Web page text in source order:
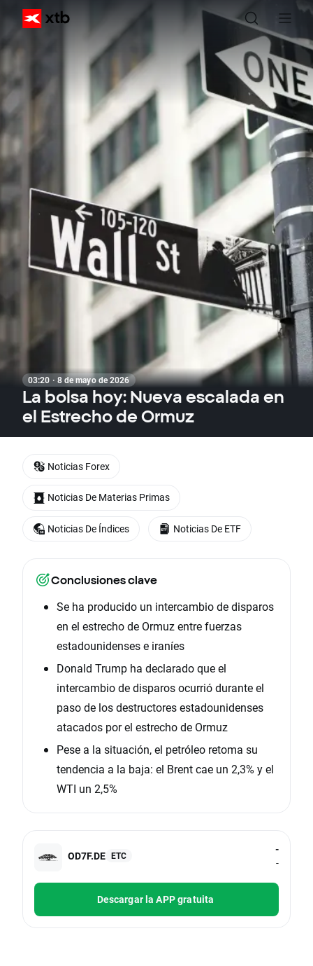
03:20 · 8 de mayo de 2026
La bolsa hoy: Nueva escalada en
el Estrecho de Ormuz
Conclusiones clave
Se ha producido un intercambio de disparos
en el estrecho de Ormuz entre fuerzas
estadounidenses e iraníes
Donald Trump ha declarado que el
intercambio de disparos ocurrió durante el
paso de los destructores estadounidenses
atacados por el estrecho de Ormuz
Pese a la situación, el petróleo retoma su
tendencia a la baja: el Brent cae un 2,3% y el
WTI un 2,5%
OD7F.DE ETC
-
-
Descargar la APP gratuita
Noticias Forex
Noticias De Materias Primas
Noticias De Índices Noticias De ETF